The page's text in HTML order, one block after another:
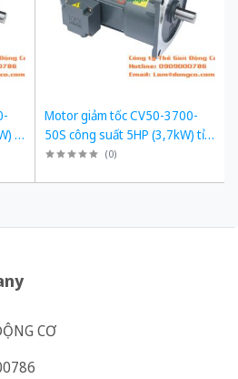
tỉ
Motor giảm tốc CV50-3700-
50S công suất 5HP (3,7kW) tỉ
số truyền 1/50
(0)
CƠ